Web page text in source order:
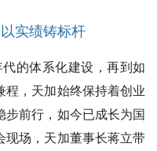
实绩铸标杆
的体系化建设，再到如
，天加始终保持着创业
前行，如今已成长为国
现场，天加董事长蒋立带